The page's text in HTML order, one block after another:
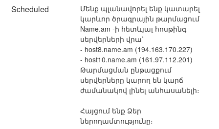
Scheduled
Մենք պլանավորել ենք կատարել
կարևոր ծրագրային թարմացում
Name.am -ի հետևյալ հոսթինգ
սերվերների վրա՝
- host8.name.am (194.163.170.227)
- host10.name.am (161.97.112.201)
Թարմացման ընթացքում
սերվերները կարող են կարճ
ժամանակով լինել անհասանելի։
Հայցում ենք Ձեր
ներողամտությունը։